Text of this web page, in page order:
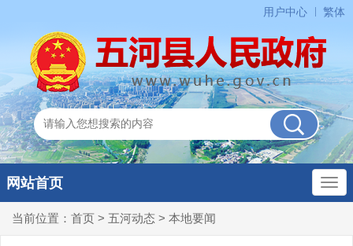
用户中心 繁体
网站首页
当前位置： 首页 > 五河动态 > 本地要闻